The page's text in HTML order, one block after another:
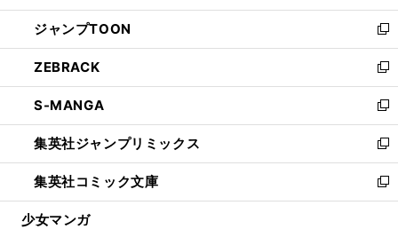
開
く
ウ
で
開
く
ン
ド
ウ
で
開
く
ウ
ィ
ン
ド
ウ
で
開
く
し
い
ウ
ィ
ン
ド
ウ
で
開
く
ジャンプTOON
新
し
い
ウ
ィ
ン
ド
ウ
で
開
ZEBRACK
新
し
い
ウ
ィ
ン
ド
ウ
S-MANGA
新
し
い
ウ
ィ
ン
集英社ジャンプリミックス
新
し
い
ウ
集英社コミック文庫
新
し
少女マンガ